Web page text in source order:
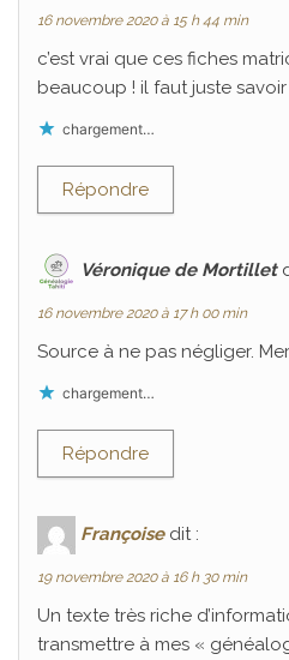
16 novembre 2020 à 15 h 44 min
c’est vrai que ces fiches
beaucoup ! il faut juste
chargement…
Répondre
Véronique de Mortillet
16 novembre 2020 à 17 h 00 min
Source à ne pas négliger.
chargement…
Répondre
Françoise dit :
19 novembre 2020 à 16 h 30 min
Un texte très riche
transmettre à mes «